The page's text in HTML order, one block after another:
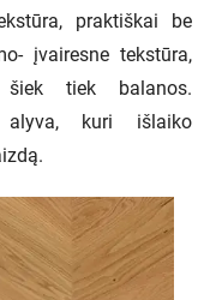
praktiškai be
įvairesne tekstūra,
tiek balanos.
alyva, kuri išlaiko